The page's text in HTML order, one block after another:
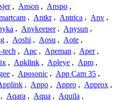
, Anson , Anspo ,
, Antkr , Antrica , Anv ,
, Anykeeper , Anysun ,
, Aoshi , Aosu , Aote ,
tech , Apc , Apeman , Aper ,
, Apklink , Apleye , Apm ,
, Aposonic , App Cam 35 ,
, Appo , Appro , Approx ,
, Aqara , Aqua , Aquila ,